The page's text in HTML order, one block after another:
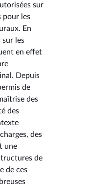
sur
pour les
En
sur les
en effet
Depuis
de
des
des
des
une
de
de ces